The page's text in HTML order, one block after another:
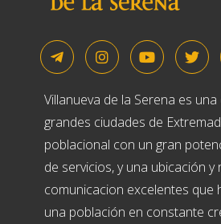
Villanueva de la Serena es
grandes ciudades de
poblacional con un gran
de servicios, y una ubicación y
comunicacion excelentes que
una población en constante